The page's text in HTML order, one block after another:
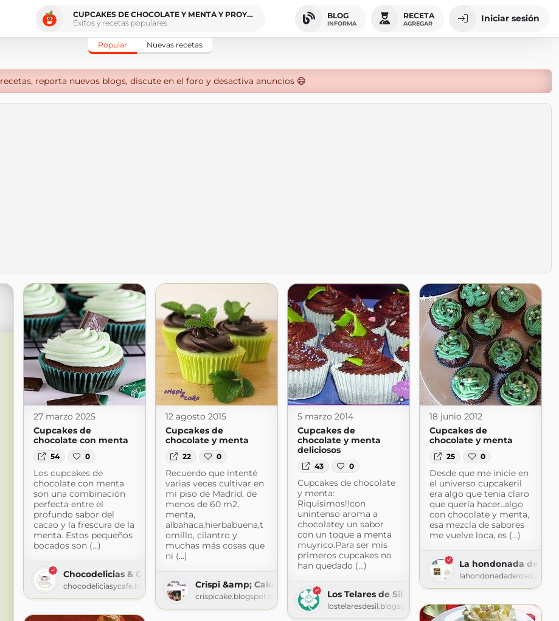
CUPCAKES DE CHOCOLATE Y MENTA Y PROYECTOS
Éxitos y recetas populares
BLOG
INFORMA
RECETA
AGREGAR Iniciar sesión
Popular Nuevas recetas
reporta nuevos blogs, discute en el foro y desactiva anuncios 😄
27 marzo 2025
Cupcakes de
chocolate con menta
54 0
Los cupcakes de
chocolate con menta
son una combinación
perfecta entre el
profundo sabor del
cacao y la frescura de la
menta. Estos pequeños
bocados son (...)
Chocodelicias & Café
chocodeliciasycafe.blogspot.com
12 agosto 2015
Cupcakes de
chocolate y menta
22 0
Recuerdo que intenté
varias veces cultivar en
mi piso de Madrid, de
menos de 60 m2,
menta,
albahaca,hierbabuena,t
omillo, cilantro y
muchas más cosas que
ni (...)
Crispi &amp; Cake
crispicake.blogspot.com
5 marzo 2014
Cupcakes de
chocolate y menta
deliciosos
43 0
Cupcakes de chocolate
y menta:
Riquísimos!!con
unintenso aroma a
chocolatey un sabor
con un toque a menta
muyrico.Para ser mis
primeros cupcakes no
han quedado (...)
Los Telares de Sil
lostelaresdesil.blogspot.com
18 junio 2012
Cupcakes de
chocolate y menta
25 0
Desde que me inicie en
el universo cupcakeril
era algo que tenia claro
que quería hacer..algo
con chocolate y menta,
esa mezcla de sabores
me vuelve loca, es (...)
La hondonada de los